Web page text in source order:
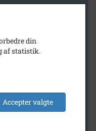
din
af statistik.
Accepter valgte